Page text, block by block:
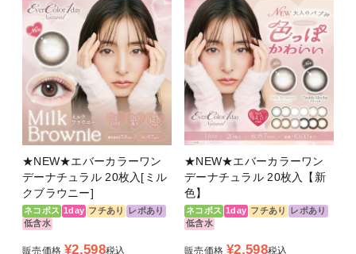
★NEW★エバーカラーワン
デーナチュラル 20枚入[ミル
クブラウニー]
ネコポス 1day フチあり
レポあり
低含水
販売価格 ¥2,598税込
★NEW★エバーカラーワン
デーナチュラル 20枚入【新
色】
ネコポス 1day フチあり
レポあり
低含水
販売価格 ¥2,598税込